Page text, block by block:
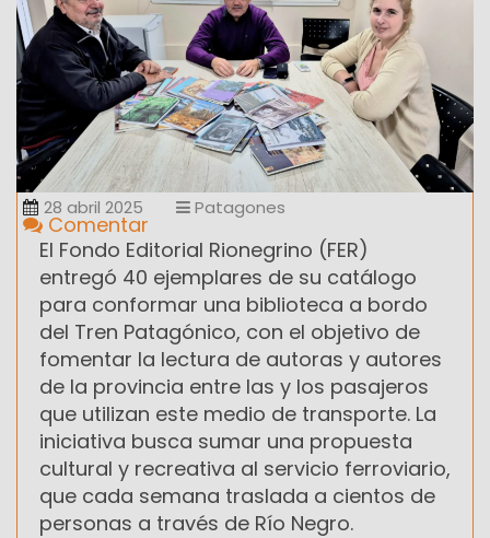
28 abril 2025 Patagones
Comentar
El Fondo Editorial Rionegrino (FER)
entregó 40 ejemplares de su catálogo
para conformar una biblioteca a bordo
del Tren Patagónico, con el objetivo de
fomentar la lectura de autoras y autores
de la provincia entre las y los pasajeros
que utilizan este medio de transporte. La
iniciativa busca sumar una propuesta
cultural y recreativa al servicio ferroviario,
que cada semana traslada a cientos de
personas a través de Río Negro.